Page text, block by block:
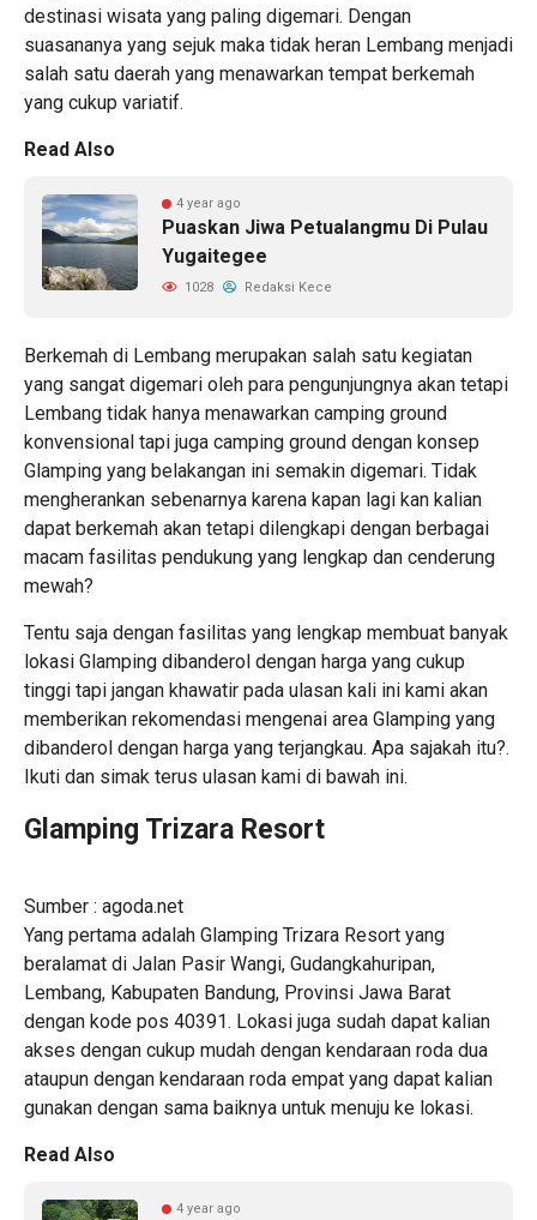
destinasi wisata yang paling digemari. Dengan
suasananya yang sejuk maka tidak heran Lembang menjadi
salah satu daerah yang menawarkan tempat berkemah
yang cukup variatif.
Read Also
4 year ago
Puaskan Jiwa Petualangmu Di Pulau
Yugaitegee
1028 Redaksi Kece
Berkemah di Lembang merupakan salah satu kegiatan
yang sangat digemari oleh para pengunjungnya akan tetapi
Lembang tidak hanya menawarkan camping ground
konvensional tapi juga camping ground dengan konsep
Glamping yang belakangan ini semakin digemari. Tidak
mengherankan sebenarnya karena kapan lagi kan kalian
dapat berkemah akan tetapi dilengkapi dengan berbagai
macam fasilitas pendukung yang lengkap dan cenderung
mewah?
Tentu saja dengan fasilitas yang lengkap membuat banyak
lokasi Glamping dibanderol dengan harga yang cukup
tinggi tapi jangan khawatir pada ulasan kali ini kami akan
memberikan rekomendasi mengenai area Glamping yang
dibanderol dengan harga yang terjangkau. Apa sajakah itu?.
Ikuti dan simak terus ulasan kami di bawah ini.
Glamping Trizara Resort
Sumber : agoda.net
Yang pertama adalah Glamping Trizara Resort yang
beralamat di Jalan Pasir Wangi, Gudangkahuripan,
Lembang, Kabupaten Bandung, Provinsi Jawa Barat
dengan kode pos 40391. Lokasi juga sudah dapat kalian
akses dengan cukup mudah dengan kendaraan roda dua
ataupun dengan kendaraan roda empat yang dapat kalian
gunakan dengan sama baiknya untuk menuju ke lokasi.
Read Also
4 year ago